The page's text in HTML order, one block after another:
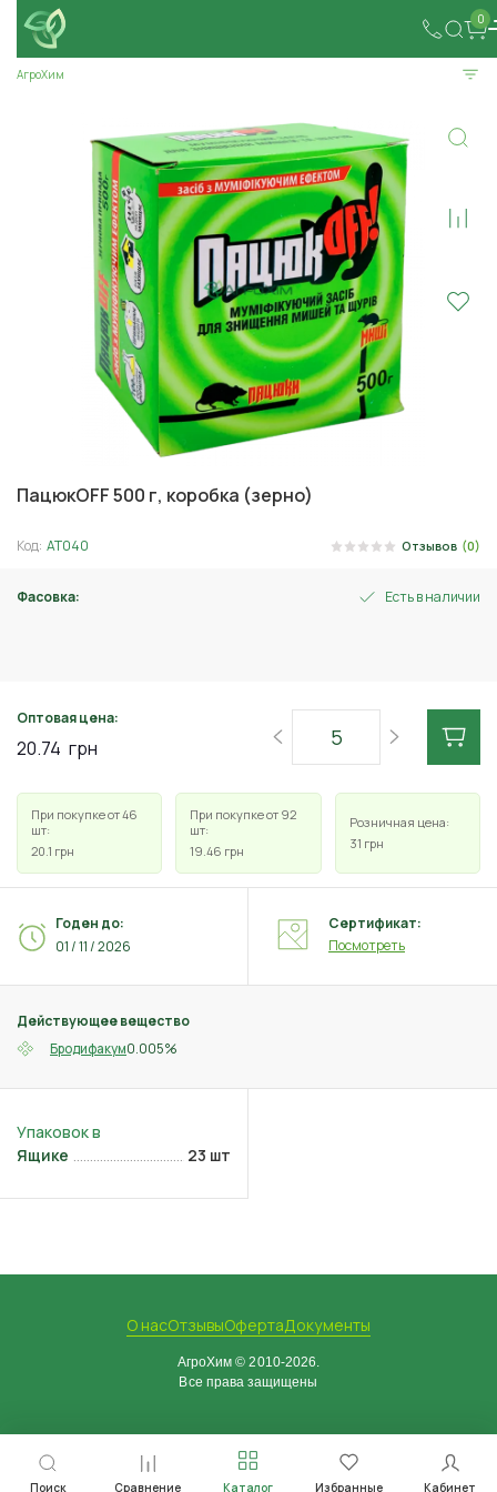
0
Поиск Сравнение Каталог Избранные Кабинет
АгроХим
ПацюкOFF 500 г, коробка (зерно)
Код: АТ040 Отзывов (0)
Фасовка: Есть в наличии
Оптовая цена:
20.74 грн
При покупке от 46
шт:
20.1 грн
При покупке от 92
шт:
19.46 грн
Розничная цена:
31 грн
Действующее вещество
Бродифакум0.005%
Годен до:
01 / 11 / 2026
Сертификат:
Посмотреть
Ящике 23 шт
О насОтзывыОфертаДокументы
АгроХим © 2010-2026.
Все права защищены